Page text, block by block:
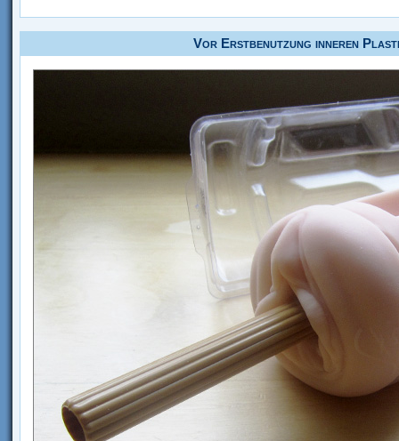
Vor Erstbenutzung inneren